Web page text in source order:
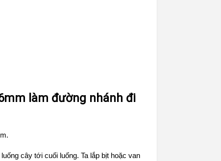
làm đường nhánh đi
cây tới cuối luống. Ta lắp bịt hoặc van